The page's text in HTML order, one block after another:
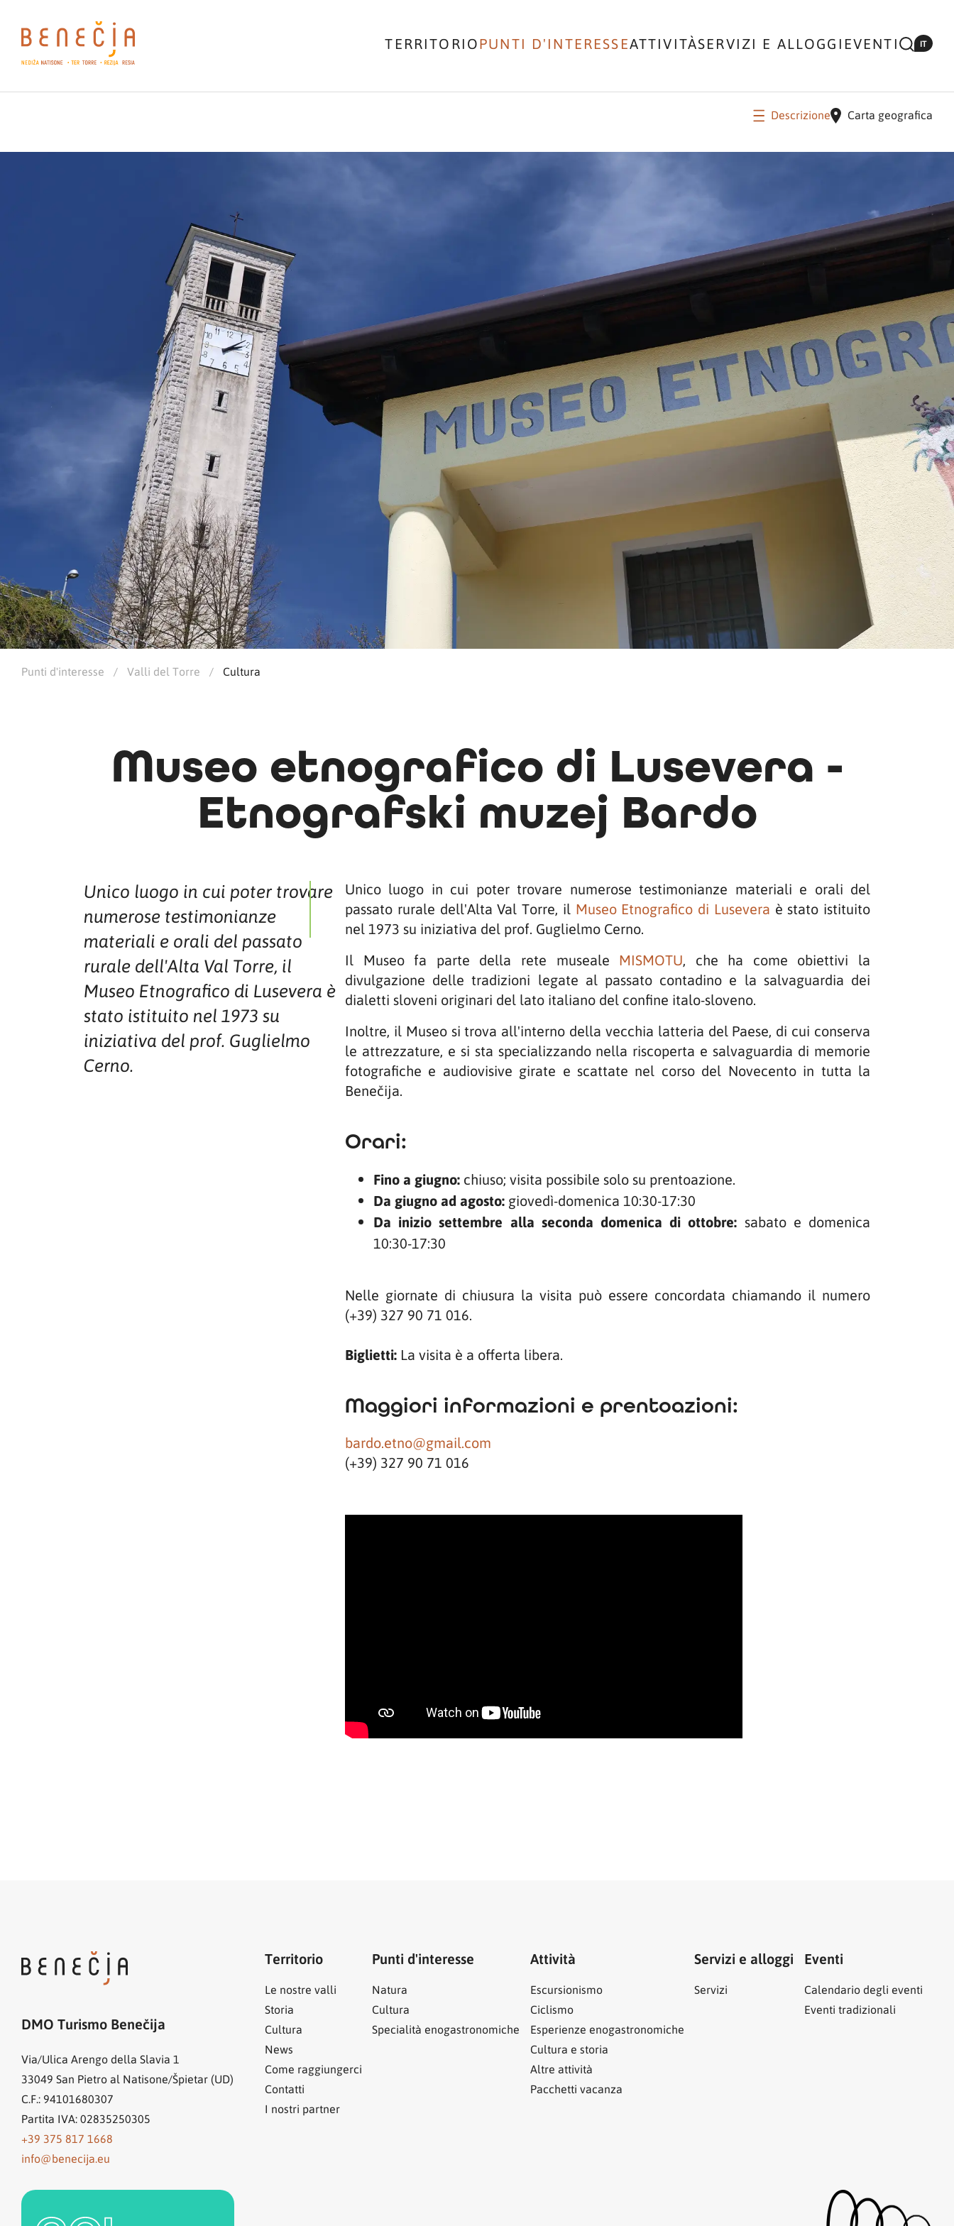
TERRITORIOPUNTI D'INTERESSEATTIVITÀSERVIZI E ALLOGGI EVENTI IT
Descrizione Carta geografica
Punti d'interesse / Valli del Torre / Cultura
Museo etnografico di Lusevera -
Etnografski muzej Bardo
Unico luogo in cui poter trovare
numerose testimonianze
materiali e orali del passato
rurale dell'Alta Val Torre, il
Museo Etnografico di Lusevera è
stato istituito nel 1973 su
iniziativa del prof. Guglielmo
Cerno.
Unico luogo in cui poter trovare numerose testimonianze materiali e orali del
passato rurale dell'Alta Val Torre, il Museo Etnografico di Lusevera è stato istituito
nel 1973 su iniziativa del prof. Guglielmo Cerno.
Il Museo fa parte della rete museale MISMOTU, che ha come obiettivi la
divulgazione delle tradizioni legate al passato contadino e la salvaguardia dei
dialetti sloveni originari del lato italiano del confine italo-sloveno.
Inoltre, il Museo si trova all'interno della vecchia latteria del Paese, di cui conserva
le attrezzature, e si sta specializzando nella riscoperta e salvaguardia di memorie
fotografiche e audiovisive girate e scattate nel corso del Novecento in tutta la
Benečija.
Orari:
Fino a giugno: chiuso; visita possibile solo su prentoazione.
Da giugno ad agosto: giovedì-domenica 10:30-17:30
Da inizio settembre alla seconda domenica di ottobre: sabato e domenica
10:30-17:30
Nelle giornate di chiusura la visita può essere concordata chiamando il numero
(+39) 327 90 71 016.
Biglietti: La visita è a offerta libera.
Maggiori informazioni e prentoazioni:
bardo.etno@gmail.com
(+39) 327 90 71 016
DMO Turismo Benečija
Via/Ulica Arengo della Slavia 1
33049 San Pietro al Natisone/Špietar (UD)
C.F.: 94101680307
Partita IVA: 02835250305
+39 375 817 1668
info@benecija.eu
Territorio
Le nostre valli
Storia
Cultura
News
Come raggiungerci
Contatti
I nostri partner
Punti d'interesse
Natura
Cultura
Specialità enogastronomiche
Attività
Escursionismo
Ciclismo
Esperienze enogastronomiche
Cultura e storia
Altre attività
Pacchetti vacanza
Servizi e alloggi
Servizi
Eventi
Calendario degli eventi
Eventi tradizionali